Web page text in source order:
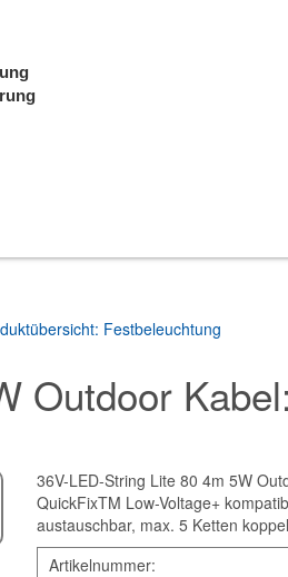
Festbeleuchtung
Outdoor
36V-LED-String Lite 80 4m 5W
QuickFixTM Low-Voltage+
austauschbar, max. 5 Ketten
Artikelnummer: